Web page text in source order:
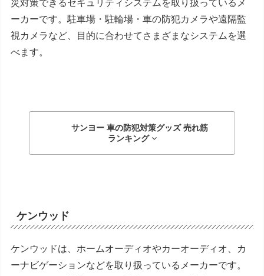
災対策できるセキュリティシステムを取り扱っているメ
ーカーです。駐車場・駐輪場・車の防犯カメラや遠隔監
視カメラなど、目的に合わせてさまざまなシステムを選
べます。
サンヨー 車の防犯対策グッズ売れ筋
ランキング
ケンウッド
ケンウッドは、ホームオーディオやカーオーディオ、カ
ーナビゲーションなどを取り扱っているメーカーです。